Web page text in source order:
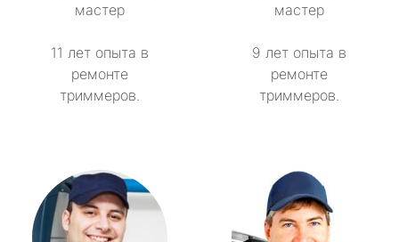
мастер
11 лет опыта в
ремонте
триммеров.
мастер
9 лет опыта в
ремонте
триммеров.